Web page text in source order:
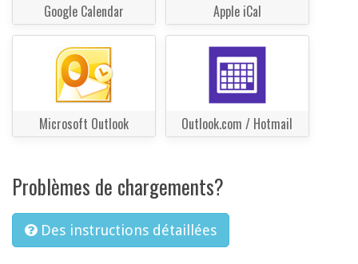
Google Calendar Apple iCal
Microsoft Outlook Outlook.com / Hotmail
Problèmes de chargements?
Des instructions détaillées